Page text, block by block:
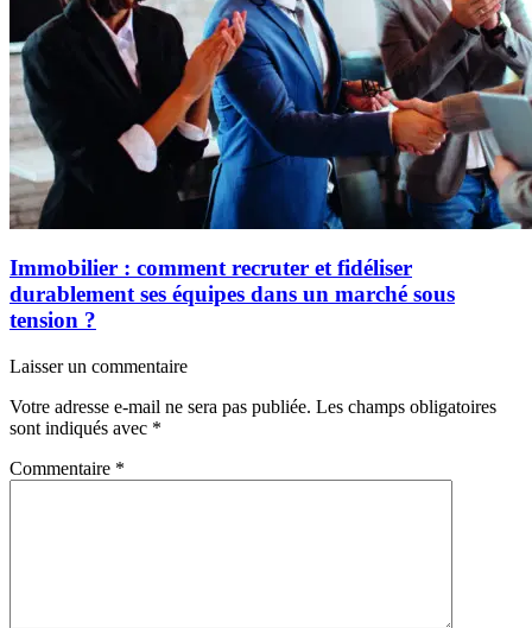
Immobilier : comment recruter et fidéliser
durablement ses équipes dans un marché sous
tension ?
Laisser un commentaire
Votre adresse e-mail ne sera pas publiée. Les champs obligatoires
sont indiqués avec *
Commentaire *